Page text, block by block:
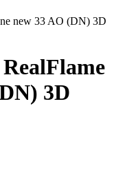
new 33 AO (DN) 3D
3D